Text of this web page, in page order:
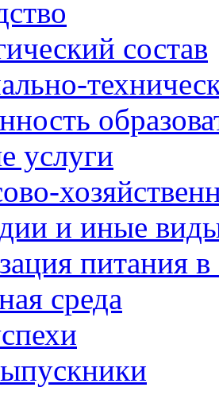
состав
услуги
и иные
питания в
среда